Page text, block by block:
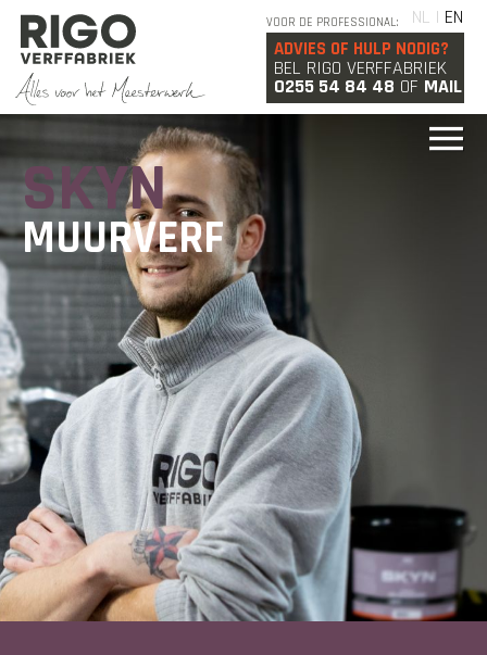
NL | EN
VOOR DE PROFESSIONAL:
ADVIES OF HULP NODIG?
BEL RIGO VERFFABRIEK
0255 54 84 48 OF MAIL
SKYN
MUURVERF